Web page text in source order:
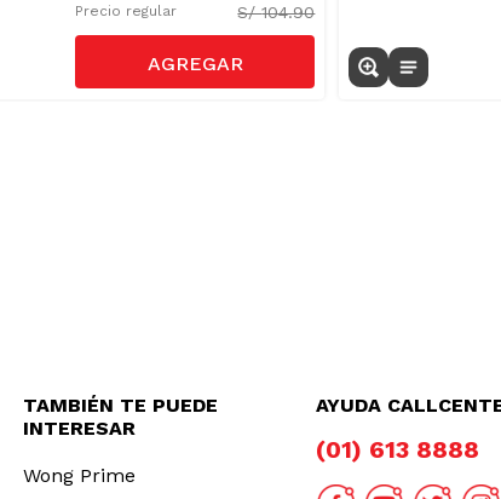
Precio regular S/104.90
TAMBIÉN TE PUEDE
INTERESAR
Wong Prime
AYUDA
(01) 613 8888